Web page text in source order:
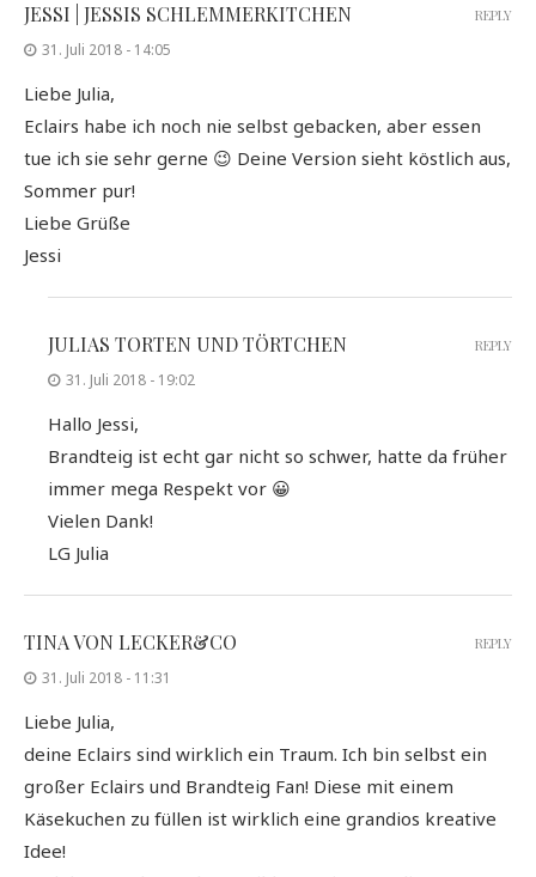
JESSI | JESSIS SCHLEMMERKITCHEN
31. Juli 2018 - 14:05
Liebe Julia,
Eclairs habe ich noch nie selbst gebacken, aber essen
tue ich sie sehr gerne 😉 Deine Version sieht köstlich aus,
Sommer pur!
Liebe Grüße
Jessi
REPLY
JULIAS TORTEN UND TÖRTCHEN
31. Juli 2018 - 19:02
Hallo Jessi,
Brandteig ist echt gar nicht so schwer, hatte da früher
immer mega Respekt vor 😀
Vielen Dank!
LG Julia
REPLY
TINA VON LECKER&CO
31. Juli 2018 - 11:31
Liebe Julia,
deine Eclairs sind wirklich ein Traum. Ich bin selbst ein
großer Eclairs und Brandteig Fan! Diese mit einem
Käsekuchen zu füllen ist wirklich eine grandios kreative
Idee!
REPLY